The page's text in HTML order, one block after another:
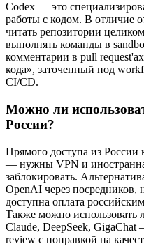
Codex — это
работы с кодом. В отличие
читать репозитории
выполнять команды в
комментарии в pull
кода», заточенный под
CI/CD.
Можно ли
России?
Прямого доступа из
— нужны VPN и
заблокировать.
OpenAI через посредников,
доступна оплата
Также можно использовать
Claude, DeepSeek, GigaChat
review с поправкой на